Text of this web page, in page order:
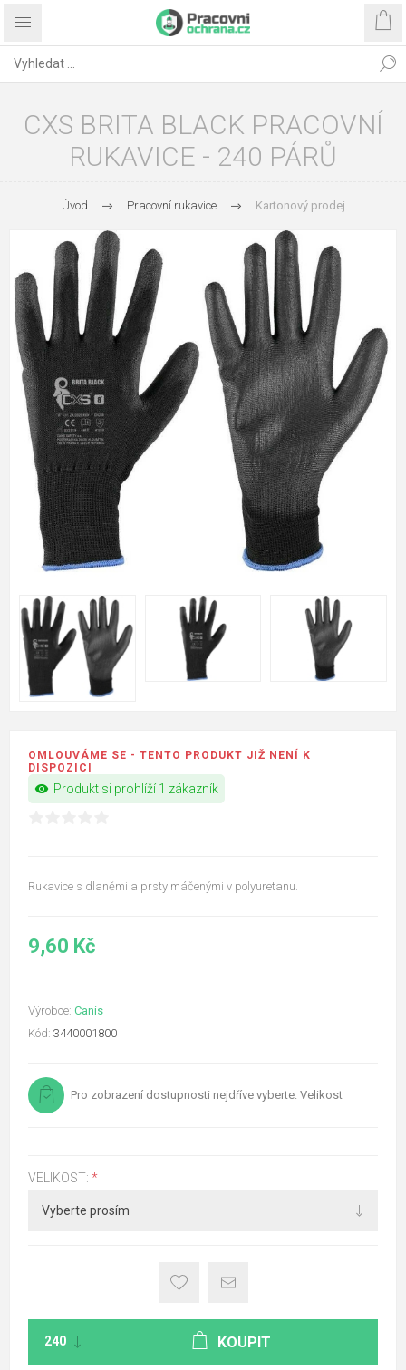
CXS BRITA BLACK PRACOVNÍ
RUKAVICE - 240 PÁRŮ
Úvod Pracovní rukavice Kartonový prodej
OMLOUVÁME SE - TENTO PRODUKT JIŽ NENÍ K
DISPOZICI
visibility Produkt si prohlíží 1 zákazník
Rukavice s dlaněmi a prsty máčenými v polyuretanu.
9,60 Kč
Výrobce: Canis
Kód: 3440001800
Pro zobrazení dostupnosti nejdříve vyberte: Velikost
VELIKOST: *
KOUPIT